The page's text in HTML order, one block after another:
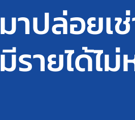
มาปล่อยเ
มีรายได้ไ